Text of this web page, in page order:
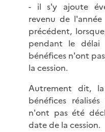
- il s'y ajoute
revenu de
précédent,
pendant le délai
bénéfices n'ont
la cession.
Autrement dit,
bénéfices
n'ont pas été
date de la cession.